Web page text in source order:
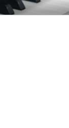
い音と自然で優れた